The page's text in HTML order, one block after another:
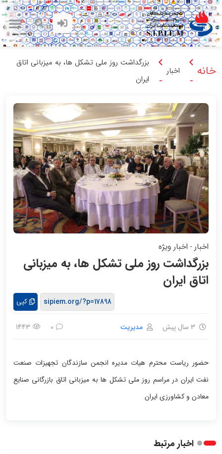
خانه -
اخبار
-
بزرگداشت روز ملی تشکل ها، به میزبانی اتاق
ایران
اخبار - اخبار ویژه
بزرگداشت روز ملی تشکل ها، به میزبانی
اتاق ایران
کپی
3 سال پیش مدیریت 0
1443
حضور ریاست محترم هیات مدیره انجمن سازندگان تجهیزات صنعت
نفت ایران در مراسم روز ملی تشکل ها به میزبانی اتاق بازرگانی صنایع
معادن و کشاورزی ایران
اخبار مرتبط